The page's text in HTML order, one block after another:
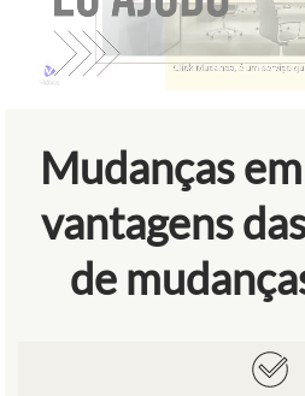
Mudanças
vantagens
de